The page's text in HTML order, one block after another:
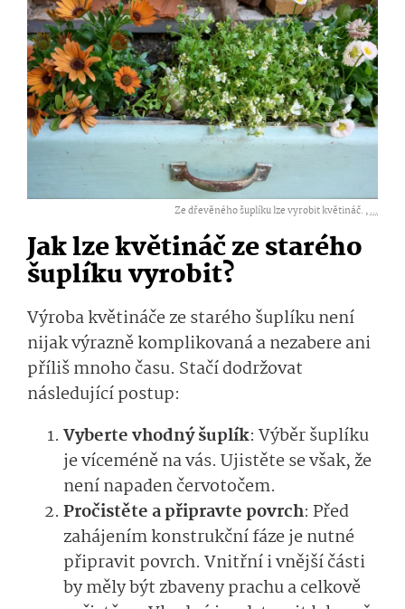
Ze dřevěného šuplíku lze vyrobit květináč. ,...
Jak lze květináč ze starého
šuplíku vyrobit?
Výroba květináče ze starého šuplíku není
nijak výrazně komplikovaná a nezabere ani
příliš mnoho času. Stačí dodržovat
následující postup:
Vyberte vhodný šuplík: Výběr šuplíku
je víceméně na vás. Ujistěte se však, že
není napaden červotočem.
Pročistěte a připravte povrch: Před
zahájením konstrukční fáze je nutné
připravit povrch. Vnitřní i vnější části
by měly být zbaveny prachu a celkově